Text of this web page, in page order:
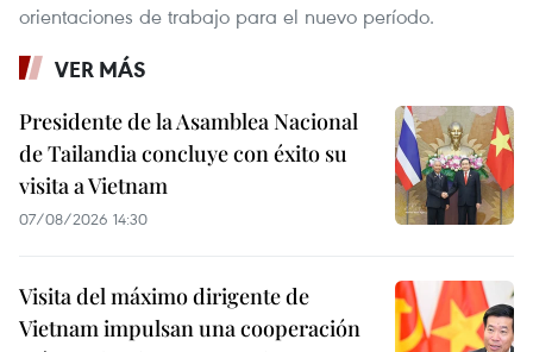
orientaciones de trabajo para el nuevo período.
VER MÁS
Presidente de la Asamblea Nacional
de Tailandia concluye con éxito su
visita a Vietnam
07/08/2026 14:30
Visita del máximo dirigente de
Vietnam impulsan una cooperación